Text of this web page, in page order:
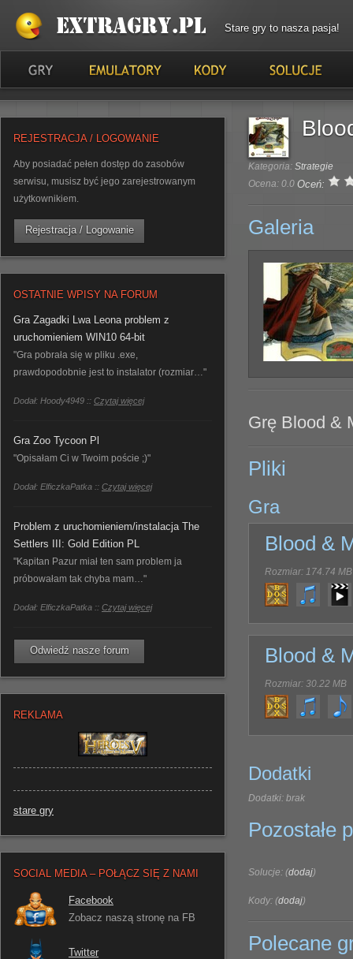
Stare gry to nasza pasja!
REJESTRACJA / LOGOWANIE
Aby posiadać pełen dostęp do zasobów
serwisu, musisz być jego zarejestrowanym
użytkownikiem.
Rejestracja / Logowanie
OSTATNIE WPISY NA FORUM
Gra Zagadki Lwa Leona problem z
uruchomieniem WIN10 64-bit
"Gra pobrała się w pliku .exe,
prawdopodobnie jest to instalator (rozmiar…"
Dodał: Hoody4949 :: Czytaj więcej
Gra Zoo Tycoon Pl
"Opisałam Ci w Twoim poście ;)"
Dodał: ElficzkaPatka :: Czytaj więcej
Problem z uruchomieniem/instalacja The
Settlers III: Gold Edition PL
"Kapitan Pazur miał ten sam problem ja
próbowałam tak chyba mam…"
Dodał: ElficzkaPatka :: Czytaj więcej
Odwiedź nasze forum
REKLAMA
stare gry
SOCIAL MEDIA – POŁĄCZ SIĘ Z NAMI
Facebook
Zobacz naszą stronę na FB
Twitter
Kategoria: Strategie
Ocena: 0.0 Oceń:
Galeria
Grę Blood &
Pliki
Gra
Blood &
Rozmiar: 174.74 MB
Blood &
Rozmiar: 30.22 MB
Dodatki
Dodatki: brak
Pozostałe
Solucje: (dodaj)
Kody: (dodaj)
Polecane